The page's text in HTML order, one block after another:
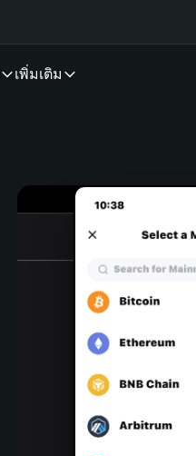
เพิ่มเติม